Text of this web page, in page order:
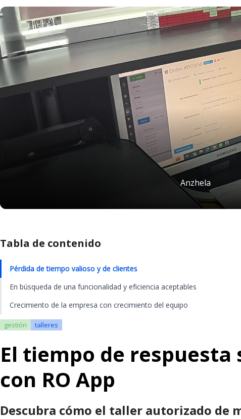
Anzhela
Tabla de contenido
Pérdida de tiempo valioso y de clientes
En búsqueda de una funcionalidad y eficiencia aceptables
Crecimiento de la empresa con crecimiento del equipo
gestión talleres
El tiempo de respuesta
con RO App
Descubra cómo el taller autorizado de